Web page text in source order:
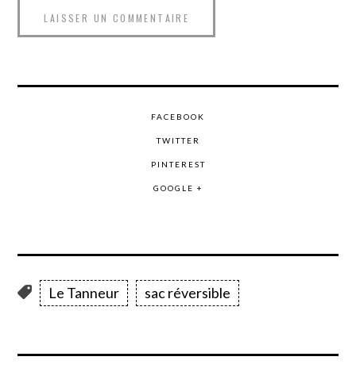
FACEBOOK
TWITTER
PINTEREST
GOOGLE +
Le Tanneur sac réversible